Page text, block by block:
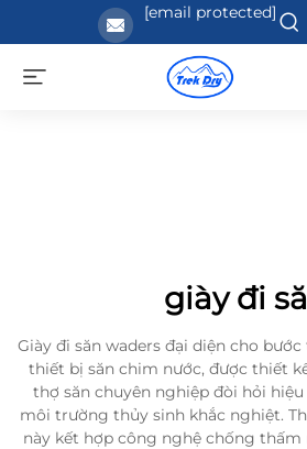
[email protected]
giày đi
Giày đi săn waders đại diện cho
thiết bị săn chim nước, được thiết
thợ săn chuyên nghiệp đòi hỏi
môi trường thủy sinh khắc nghiệt.
này kết hợp công nghệ chống